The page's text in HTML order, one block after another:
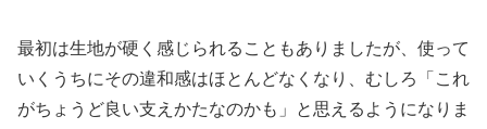
最初は生地が硬く感じられることもありましたが、使って
いくうちにその違和感はほとんどなくなり、むしろ「これ
がちょうど良い支えかたなのかも」と思えるようになりま